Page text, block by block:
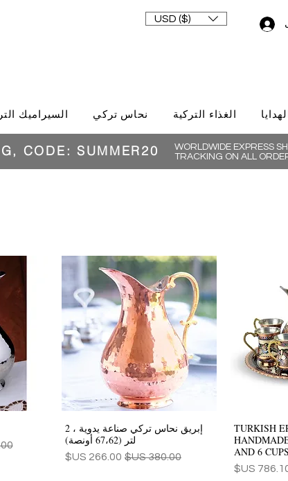
USD ($)
السيراميك نحاس تركي الغذاء التركية
CODE: SUMMER20
WORLDWIDE EXPRESS
TRACKING ON ALL
TURKISH
AND 6 CUPS
البيع
العرض السريع
إبريق نحاس تركي صناعة يدوية ، 2
لتر (67،62 أونصة)
سعر عادي سعر البيع
‏380.00 US$